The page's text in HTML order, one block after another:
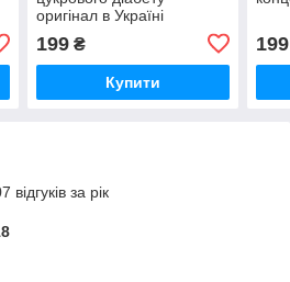
оригінал в Україні
(Глюкотен Біо) Glucoten
Bio
199₴
Купити
199
за рік